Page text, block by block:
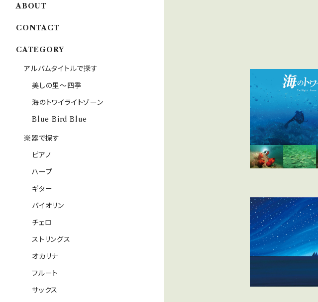
ABOUT
CONTACT
CATEGORY
アルバムタイトルで探す
美しの里〜四季
海のトワイライトゾーン
Blue Bird Blue
楽器で探す
ピアノ
ハープ
ギター
バイオリン
チェロ
ストリングス
オカリナ
フルート
サックス